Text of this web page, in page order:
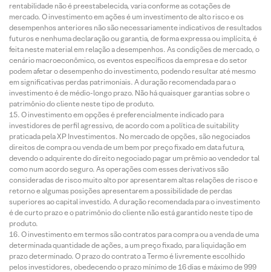
rentabilidade não é preestabelecida, varia conforme as cotações de
mercado. O investimento em ações é um investimento de alto risco e os
desempenhos anteriores não são necessariamente indicativos de resultados
futuros e nenhuma declaração ou garantia, de forma expressa ou implícita, é
feita neste material em relação a desempenhos. As condições de mercado, o
cenário macroeconômico, os eventos específicos da empresa e do setor
podem afetar o desempenho do investimento, podendo resultar até mesmo
em significativas perdas patrimoniais. A duração recomendada para o
investimento é de médio-longo prazo. Não há quaisquer garantias sobre o
patrimônio do cliente neste tipo de produto.
O investimento em opções é preferencialmente indicado para
investidores de perfil agressivo, de acordo com a política de suitability
praticada pela XP Investimentos. No mercado de opções, são negociados
direitos de compra ou venda de um bem por preço fixado em data futura,
devendo o adquirente do direito negociado pagar um prêmio ao vendedor tal
como num acordo seguro. As operações com esses derivativos são
consideradas de risco muito alto por apresentarem altas relações de risco e
retorno e algumas posições apresentarem a possibilidade de perdas
superiores ao capital investido. A duração recomendada para o investimento
é de curto prazo e o patrimônio do cliente não está garantido neste tipo de
produto.
O investimento em termos são contratos para compra ou a venda de uma
determinada quantidade de ações, a um preço fixado, para liquidação em
prazo determinado. O prazo do contrato a Termo é livremente escolhido
pelos investidores, obedecendo o prazo mínimo de 16 dias e máximo de 999